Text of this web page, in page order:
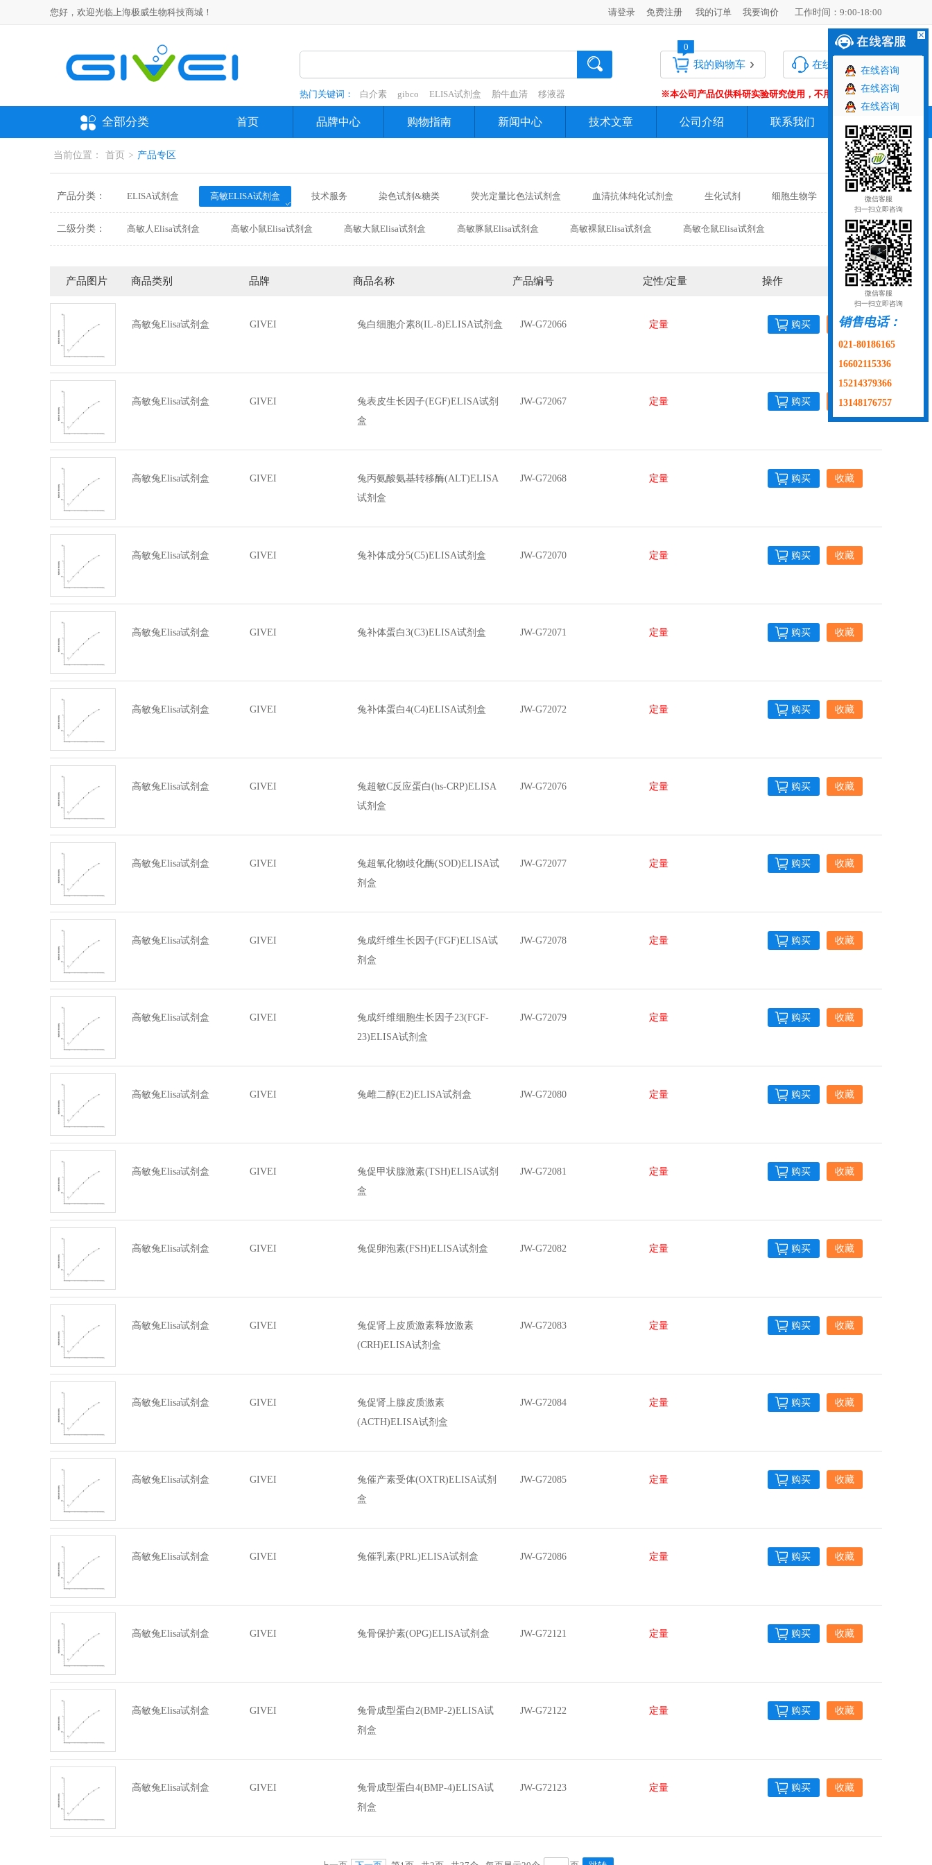
您好，欢迎光临上海极威生物科技商城！ 工作时间：9:00-18:00
请登录 免费注册 我的订单 我要询价
0
我的购物车 在线客服
热门关键词： 白介素 gibco ELISA试剂盒 胎牛血清 移液器 ※本公司产品仅供科研实验研究使用，不用于临床诊断 !
全部分类 首页 品牌中心 购物指南 新闻中心 技术文章 公司介绍 联系我们
当前位置： 首页 > 产品专区
产品分类： ELISA试剂盒 高敏ELISA试剂盒 技术服务 染色试剂&糖类 荧光定量比色法试剂盒 血清抗体纯化试剂盒 生化试剂 细胞生物学 更多
二级分类： 高敏人Elisa试剂盒 高敏小鼠Elisa试剂盒 高敏大鼠Elisa试剂盒 高敏豚鼠Elisa试剂盒 高敏裸鼠Elisa试剂盒 高敏仓鼠Elisa试剂盒
高敏绵羊Elisa试剂盒 高敏山羊Elisa试剂盒 高敏犬Elisa试剂盒 高敏牛Elisa试剂盒
更多
产品图片 商品类别 品牌 商品名称 产品编号 定性/定量 操作
高敏兔Elisa试剂盒 GIVEI 兔白细胞介素8(IL-8)ELISA试剂盒 JW-G72066 定量 购买 收藏
高敏兔Elisa试剂盒 GIVEI
兔表皮生长因子(EGF)ELISA试剂
盒
JW-G72067 定量 购买 收藏
高敏兔Elisa试剂盒 GIVEI
兔丙氨酸氨基转移酶(ALT)ELISA
试剂盒
JW-G72068 定量 购买 收藏
高敏兔Elisa试剂盒 GIVEI 兔补体成分5(C5)ELISA试剂盒 JW-G72070 定量 购买 收藏
高敏兔Elisa试剂盒 GIVEI 兔补体蛋白3(C3)ELISA试剂盒 JW-G72071 定量 购买 收藏
高敏兔Elisa试剂盒 GIVEI 兔补体蛋白4(C4)ELISA试剂盒 JW-G72072 定量 购买 收藏
高敏兔Elisa试剂盒 GIVEI
兔超敏C反应蛋白(hs-CRP)ELISA
试剂盒
JW-G72076 定量 购买 收藏
高敏兔Elisa试剂盒 GIVEI
兔超氧化物歧化酶(SOD)ELISA试
剂盒
JW-G72077 定量 购买 收藏
高敏兔Elisa试剂盒 GIVEI
兔成纤维生长因子(FGF)ELISA试
剂盒
JW-G72078 定量 购买 收藏
高敏兔Elisa试剂盒 GIVEI
兔成纤维细胞生长因子23(FGF-
23)ELISA试剂盒
JW-G72079 定量 购买 收藏
高敏兔Elisa试剂盒 GIVEI 兔雌二醇(E2)ELISA试剂盒 JW-G72080 定量 购买 收藏
高敏兔Elisa试剂盒 GIVEI
兔促甲状腺激素(TSH)ELISA试剂
盒
JW-G72081 定量 购买 收藏
高敏兔Elisa试剂盒 GIVEI 兔促卵泡素(FSH)ELISA试剂盒 JW-G72082 定量 购买 收藏
高敏兔Elisa试剂盒 GIVEI
兔促肾上皮质激素释放激素
(CRH)ELISA试剂盒
JW-G72083 定量 购买 收藏
高敏兔Elisa试剂盒 GIVEI
兔促肾上腺皮质激素
(ACTH)ELISA试剂盒
JW-G72084 定量 购买 收藏
高敏兔Elisa试剂盒 GIVEI
兔催产素受体(OXTR)ELISA试剂
盒
JW-G72085 定量 购买 收藏
高敏兔Elisa试剂盒 GIVEI 兔催乳素(PRL)ELISA试剂盒 JW-G72086 定量 购买 收藏
高敏兔Elisa试剂盒 GIVEI 兔骨保护素(OPG)ELISA试剂盒 JW-G72121 定量 购买 收藏
高敏兔Elisa试剂盒 GIVEI
兔骨成型蛋白2(BMP-2)ELISA试
剂盒
JW-G72122 定量 购买 收藏
高敏兔Elisa试剂盒 GIVEI
兔骨成型蛋白4(BMP-4)ELISA试
剂盒
JW-G72123 定量 购买 收藏
在线咨询
在线咨询
在线咨询
微信客服
扫一扫立即咨询
微信客服
扫一扫立即咨询
销售电话：
021-80186165
16602115336
15214379366
13148176757